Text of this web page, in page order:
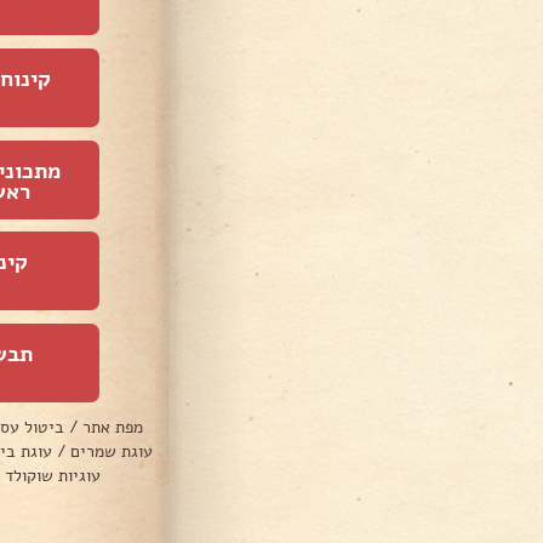
מפת אתר / ביטול
עוגת שמרים / עוגת
עוגיות